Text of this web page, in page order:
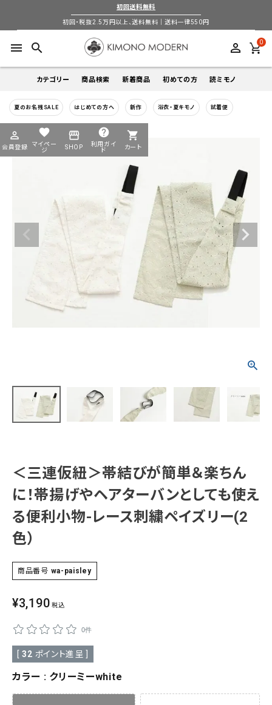
初回送料無料
初回・税抜2.5万円以上、送料無料｜送料一律550円
menu search perm_identity 0
カテゴリー
着物
帯
小物
商品検索
キーワードから探す
5-9月 夏季以外通年 春 夏 秋 冬
カテゴリーから探す
羽織 小物
タイプから探す
在庫有 アーカイブ商品 セール商品
価格から探す
0-5,000円 5,000-10,000円 10,000-20,000円
20,000-30,000円
色から探す
tune 絞り込んで検索
新着商品 初めての方 読ミモノ
夏のお名残SALE はじめての方へ 新作 浴衣・夏キモノ 試着便
perm_identity
会員登録
favorite
マイペー
ジ
storefront
SHOP
help
利用ガイ
ド
shopping_cart
カート
会員登録
ようこそ ゲスト 様
羽織
小物
新作・キャンペーン
SALE
帯結び動画
キモノ読ミモノ
SHOPPING GUIDE
＜三連仮紐＞帯結びが簡単＆楽ちん
に！帯揚げやヘアターバンとしても使え
る便利小物-レース刺繍ペイズリー(2
色）
商品番号 wa-paisley
¥3,190 税込
0件
32 ポイント進呈 ]
カラー クリーミーwhite